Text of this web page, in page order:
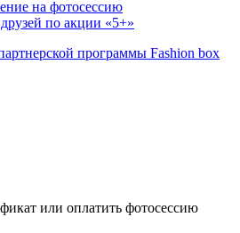
на фотосессию
по акции «5+»
программы Fashion box
или оплатить фотосессию